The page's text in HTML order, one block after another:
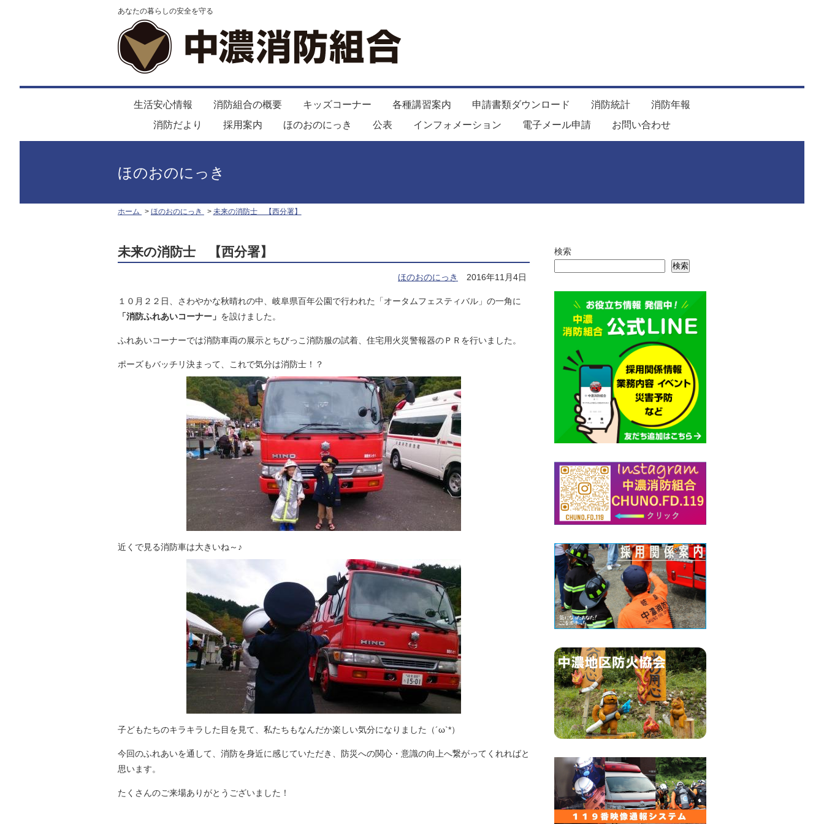
あなたの暮らしの安全を守る
生活安心情報 消防組合の概要 キッズコーナー 各種講習案内 申請書類ダウンロード 消防統計
消防年報
消防だより
採用案内 ほのおのにっき 公表 インフォメーション 電子メール申請 お問い合わせ
ほのおのにっき
ホーム ほのおのにっき 未来の消防士 【西分署】
未来の消防士 【西分署】
ほのおのにっき 2016年11月4日
１０月２２日、さわやかな秋晴れの中、岐阜県百年公園で行われた「オータムフェスティバル」の一角に
「消防ふれあいコーナー」 を設けました。
ふれあいコーナーでは消防車両の展示とちびっこ消防服の試着、住宅用火災警報器のＰＲを行いました。
ポーズもバッチリ決まって、これで気分は消防士！？
近くで見る消防車は大きいね～♪
子どもたちのキラキラした目を見て、私たちもなんだか楽しい気分になりました（´ω`*）
今回のふれあいを通して、消防を身近に感じていただき、防災への関心・意識の向上へ繋がってくれればと
思います。
たくさんのご来場ありがとうございました！
検索
検索